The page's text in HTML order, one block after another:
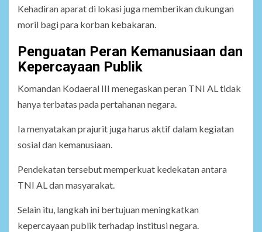
Kehadiran aparat di lokasi juga memberikan dukungan
moril bagi para korban kebakaran.
Penguatan Peran Kemanusiaan dan
Kepercayaan Publik
Komandan Kodaeral III menegaskan peran TNI AL tidak
hanya terbatas pada pertahanan negara.
Ia menyatakan prajurit juga harus aktif dalam kegiatan
sosial dan kemanusiaan.
Pendekatan tersebut memperkuat kedekatan antara
TNI AL dan masyarakat.
Selain itu, langkah ini bertujuan meningkatkan
kepercayaan publik terhadap institusi negara.